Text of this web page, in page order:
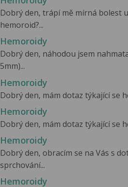
Dobrý den, trápí mě mírná bolest
hemoroid?...
Hemoroidy
Dobrý den, náhodou jsem
5mm)...
Hemoroidy
Dobrý den, mám dotaz týkající se
Hemoroidy
Dobrý den, mám dotaz týkající se
Hemoroidy
Dobrý den, obracím se na Vás s
sprchování...
Hemoroidy